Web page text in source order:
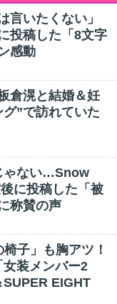
言いたくない」
投稿した「8文字
感動
倉滉と結婚＆妊
”で訪れていた
ゃない…Snow
に投稿した「被
称賛の声
子」も胸アツ！
装メンバー2
SUPER EIGHT